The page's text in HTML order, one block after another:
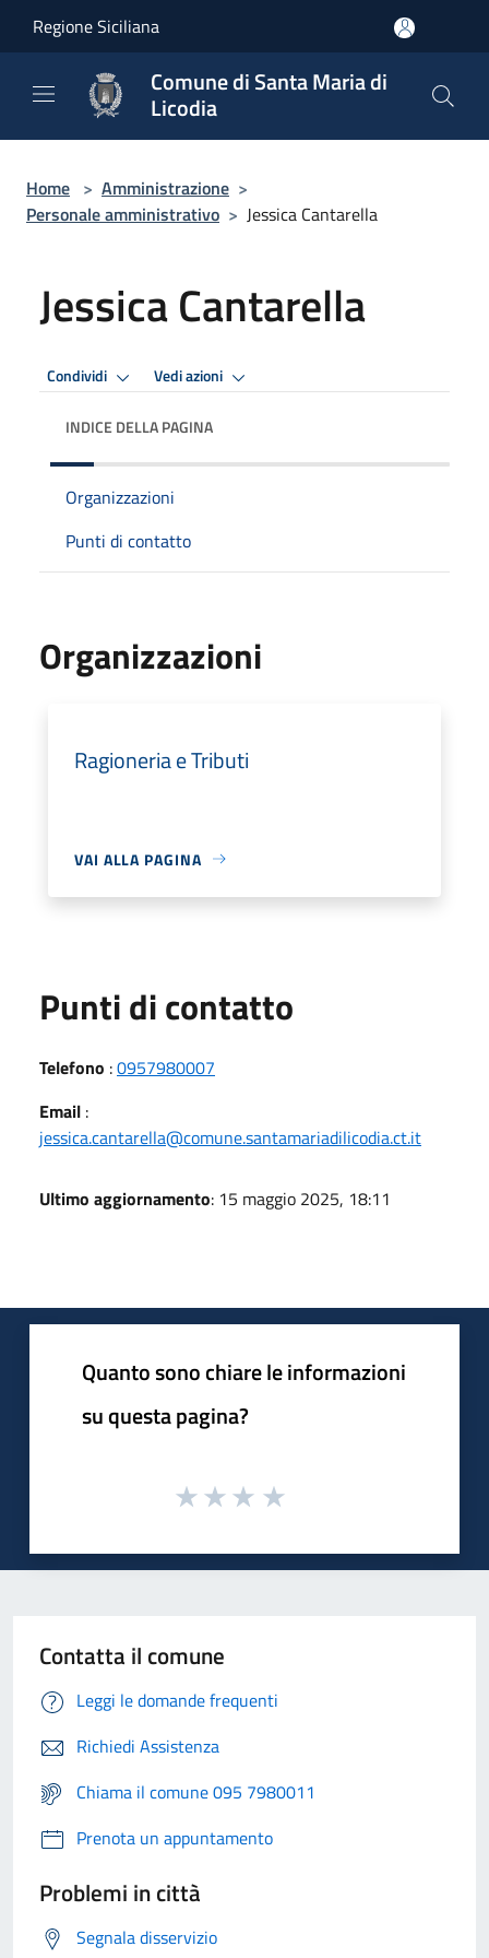
Regione Siciliana
Comune di Santa Maria di
Licodia
Home > Amministrazione >
Personale amministrativo > Jessica Cantarella
Jessica Cantarella
Condividi Vedi azioni
INDICE DELLA PAGINA
Organizzazioni
Punti di contatto
Organizzazioni
Ragioneria e Tributi
VAI ALLA PAGINA
Punti di contatto
Telefono :0957980007
Email :
jessica.cantarella@comune.santamariadilicodia.ct.it
Ultimo aggiornamento: 15 maggio 2025, 18:11
Quanto sono chiare le informazioni
su questa pagina?
Contatta il comune
Leggi le domande frequenti
Richiedi Assistenza
Chiama il comune 095 7980011
Prenota un appuntamento
Problemi in città
Segnala disservizio